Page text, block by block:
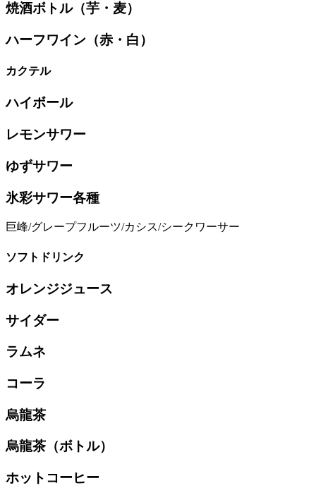
焼酒ボトル（芋・麦）
ハーフワイン（赤・白）
カクテル
ハイボール
レモンサワー
ゆずサワー
氷彩サワー各種
巨峰/グレープフルーツ/カシス/シークワーサー
ソフトドリンク
オレンジジュース
サイダー
ラムネ
コーラ
烏龍茶
烏龍茶（ボトル）
ホットコーヒー